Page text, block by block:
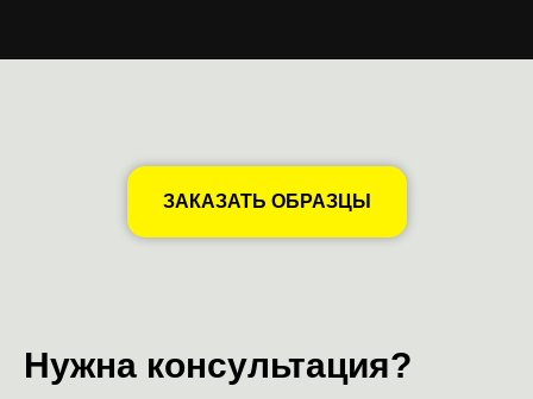
ЗАКАЗАТЬ ОБРАЗЦЫ
Нужна консультация?